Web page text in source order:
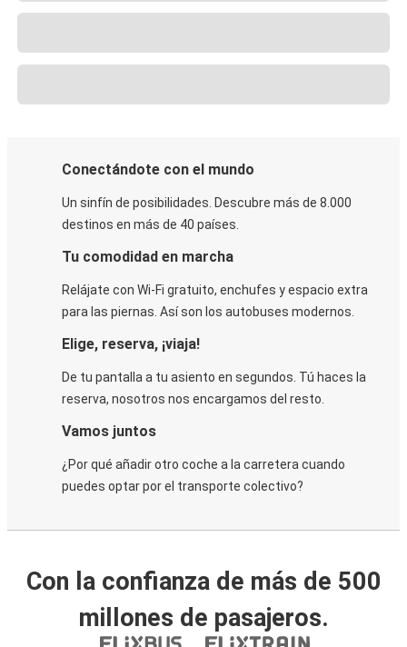
Conectándote con el mundo
Un sinfín de posibilidades. Descubre más de 8.000
destinos en más de 40 países.
Tu comodidad en marcha
Relájate con Wi-Fi gratuito, enchufes y espacio extra
para las piernas. Así son los autobuses modernos.
Elige, reserva, ¡viaja!
De tu pantalla a tu asiento en segundos. Tú haces la
reserva, nosotros nos encargamos del resto.
Vamos juntos
¿Por qué añadir otro coche a la carretera cuando
puedes optar por el transporte colectivo?
Con la confianza de más de 500
millones de pasajeros.